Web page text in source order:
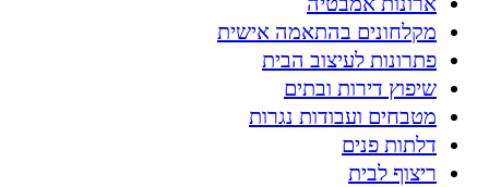
מקלחונים בהתאמה אישית
פתרונות לעיצוב הבית
שיפוץ דירות ובתים
מטבחים ועבודות נגרות
דלתות פנים
ריצוף לבית